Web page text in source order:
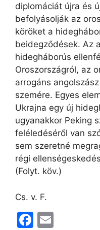
diplomáciát újra és
befolyásolják az
köröket a
beidegződések. Az
hidegháborús
Oroszországról, az
arrogáns
szemére. Egyes
Ukrajna egy új
ugyanakkor Peking
feléledéséről van
sem szeretné
régi
(Folyt. köv.)
Cs. v. F.
F